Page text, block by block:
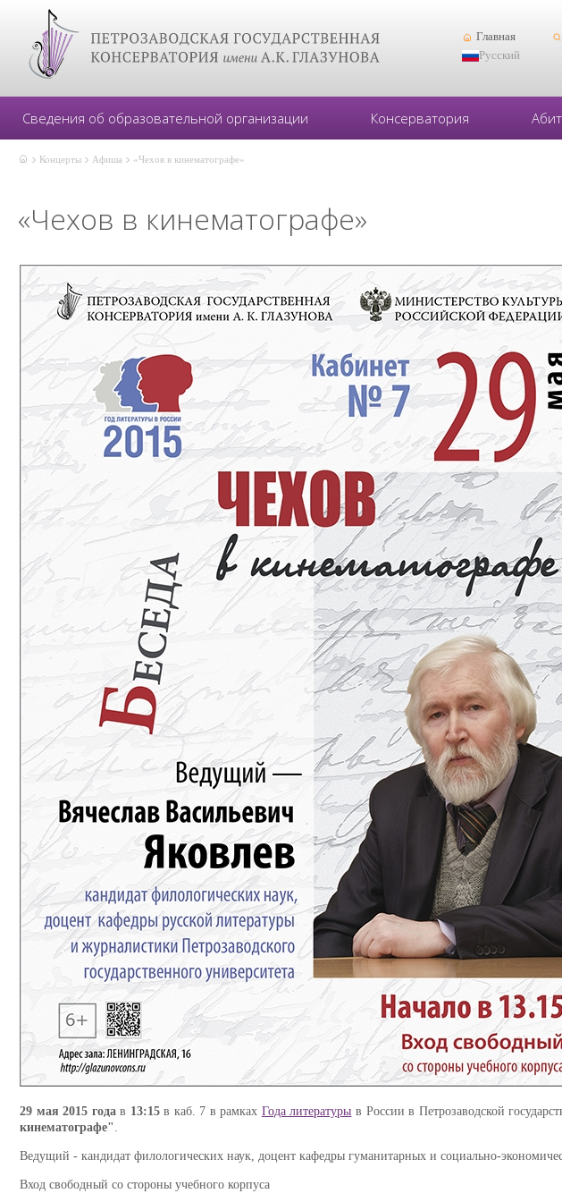
Главная
Русский
Сведения об образовательной организации Консерватория
Концерты Афиша «Чехов в кинематографе»
«Чехов в кинематографе»
29 мая 2015 годав 13:15в каб. 7 в рамках Года литературы в России в Петрозаводской
кинематографе" .
Ведущий - кандидат филологических наук, доцент кафедры гуманитарных и социально-
Вход свободный со стороны учебного корпуса